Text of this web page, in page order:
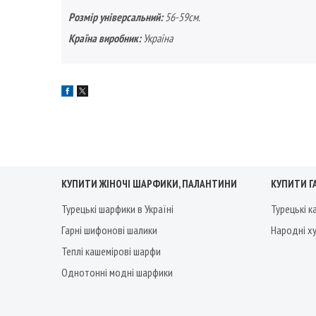
Розмір універсальний:56-59см.
Країна виробник:Україна
КУПИТИ ЖІНОЧІ ШАРФИКИ, ПАЛАНТИНИ
Турецькі шарфики в Україні
Гарні шифонові шалики
Теплі кашемірові шарфи
Однотонні модні шарфики
КУПИТИ
Турецькі
Народні